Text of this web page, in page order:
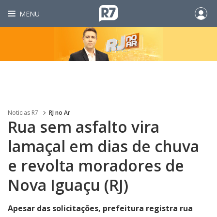
MENU
Noticias R7 RJ no Ar
Rua sem asfalto vira
lamaçal em dias de chuva
e revolta moradores de
Nova Iguaçu (RJ)
Apesar das solicitações, prefeitura registra rua